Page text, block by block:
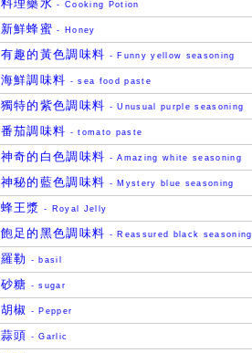
料理藥水 - Cooking Potion
新鮮蜂蜜 - Honey
有趣的黃色調味料 - Funny yellow seasoning
海鮮調味料 - sea food paste
獨特的紫色調味料 - Unusual purple seasoning
番茄調味料 - tomato paste
神奇的白色調味料 - Amazing white seasoning
神秘的藍色調味料 - Mystery blue seasoning
蜂王漿 - Royal Jelly
飽足的黑色調味料 - Reassured black seasoning
羅勒
- basil
砂糖 - sugar
胡椒
- Pepper
蒜頭 - Garlic